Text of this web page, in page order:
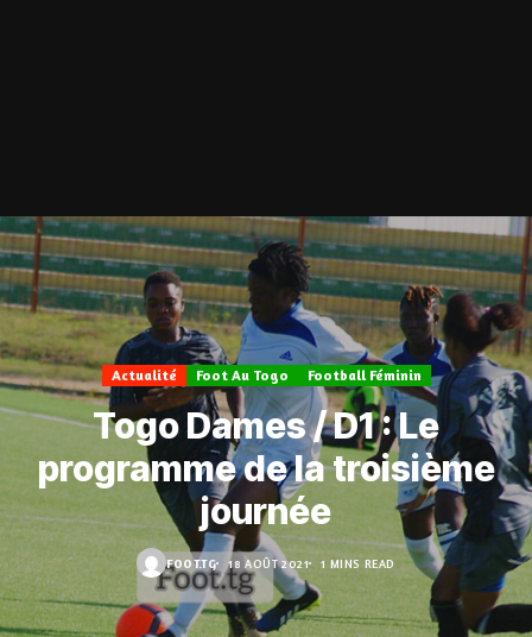
Actualité Foot Au Togo Football Féminin
Togo Dames / D1 : Le
programme de la troisième
journée
FOOT.TG 18 AOÛT 2021 1 MINS READ